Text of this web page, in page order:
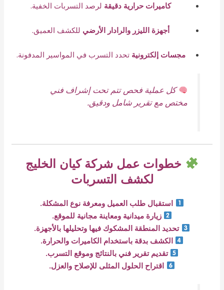
كاميرات حرارية دقيقة لرصد التسربات الخفية.
أجهزة الليزر والرادار الأرضي للكشف العميق.
مجسات إلكترونية تحدد التسرب في المواسير المدفونة.
كل عملية فحص تتم تحت إشراف فني
مختص مع تقرير شامل ودقيق.
خطوات عمل شركة كيان الخليج
لكشف التسربات
استقبال طلب العميل ومعرفة نوع المشكلة.
زيارة ميدانية ومعاينة مجانية للموقع.
تحديد المنطقة المشكوك فيها وتحليلها بالأجهزة.
الكشف بدقة باستخدام الكاميرات والحرارة.
تقديم تقرير فني بالنتائج وموقع التسرب.
اقتراح الحلول المثلى للإصلاح والعزل.